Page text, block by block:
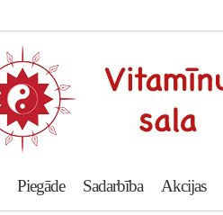
Piegāde Sadarbība Akcijas